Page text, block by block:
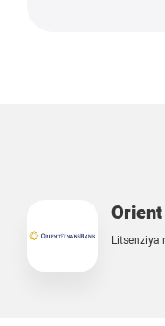
Litsenziya